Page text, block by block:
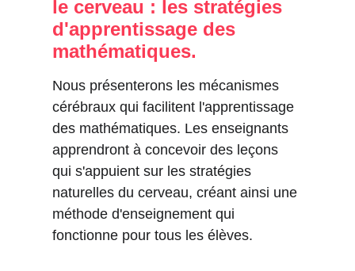
le cerveau : les stratégies
d'apprentissage des
mathématiques.
Nous présenterons les mécanismes
cérébraux qui facilitent l'apprentissage
des mathématiques. Les enseignants
apprendront à concevoir des leçons
qui s'appuient sur les stratégies
naturelles du cerveau, créant ainsi une
méthode d'enseignement qui
fonctionne pour tous les élèves.